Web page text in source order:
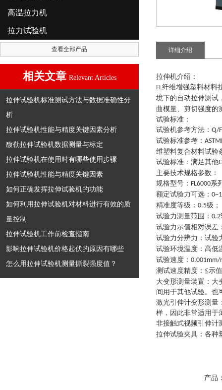
高温拉力机
拉力试验机
查看全部产品
相关文章 Relevant Articles
拉伸试验机标准测试方法与数据准确性分
析
拉伸试验机性能与精度关键因素分析
馥勒拉伸试验机数据测量与标定
拉伸试验机在使用时有哪些使用步骤
拉伸试验机性能与精度关键因素
如何正确发挥拉伸试验机的功能
如何利用拉伸试验机对材料进行有效的质
量控制
拉伸试验机工作前检查指南
影响拉伸试验机价格起伏的原因有哪些
怎么用拉伸试验机测量撕裂强度值？
详细介绍
拉伸机介绍 ：
FL纤维增强塑料材料
境下的自动拉伸测试
曲模量、剪切强度的
试验标准：
试验机参考方法 ： Q/
试验标准参考 ：
维塑料复合材料试验
试验标准 ： 满足其他
主要技术规格参数 ：
规格型号 ： FL6000系
额定试验力可选 ：
精准度等级 ： 0.5级 ；
试验力测量范围 ：
试验力示值相对误差
试验力分辨力 ： 试验
试验环境温度 ： 高低
试验速度 ： 0.001mm/
测试速度精度 ： ≦示
大变形测量装置 ： 大
间用于其他试验。也
激光引伸计变形测量
样，因此非常适用于
非接触式视频引伸计
拉伸试验夹具 ： 各种
产品